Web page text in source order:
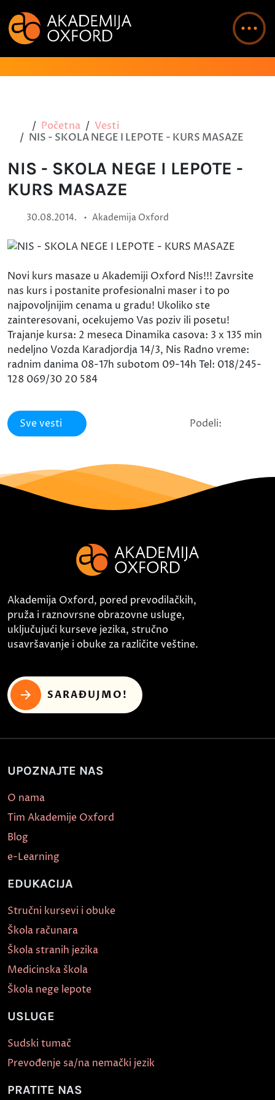
Početna
Vesti
NIS - SKOLA NEGE I LEPOTE - KURS MASAZE
NIS - SKOLA NEGE I LEPOTE -
KURS MASAZE
30.08.2014. • Akademija Oxford
Novi kurs masaze u Akademiji Oxford Nis!!! Zavrsite
nas kurs i postanite profesionalni maser i to po
najpovoljnijim cenama u gradu! Ukoliko ste
zainteresovani, ocekujemo Vas poziv ili posetu!
Trajanje kursa: 2 meseca Dinamika casova: 3 x 135 min
nedeljno Vozda Karadjordja 14/3, Nis Radno vreme:
radnim danima 08-17h subotom 09-14h Tel: 018/245-
128 069/30 20 584
Sve vesti Podeli:
Akademija Oxford, pored prevodilačkih,
pruža i raznovrsne obrazovne usluge,
uključujući kurseve jezika, stručno
usavršavanje i obuke za različite veštine.
SARAĐUJMO!
UPOZNAJTE NAS
O nama
Tim Akademije Oxford
Blog
e-Learning
EDUKACIJA
Stručni kursevi i obuke
Škola računara
Škola stranih jezika
Medicinska škola
Škola nege lepote
USLUGE
Sudski tumač
Prevođenje sa/na nemački jezik
PRATITE NAS